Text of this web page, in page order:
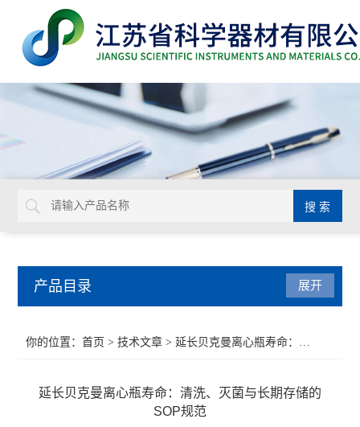
产品目录 展开
你的位置：首页 >技术文章 > 延长贝克曼离心瓶寿命：清洗、灭菌与长期存储的SOP规范
延长贝克曼离心瓶寿命：清洗、灭菌与长期存储的
SOP规范